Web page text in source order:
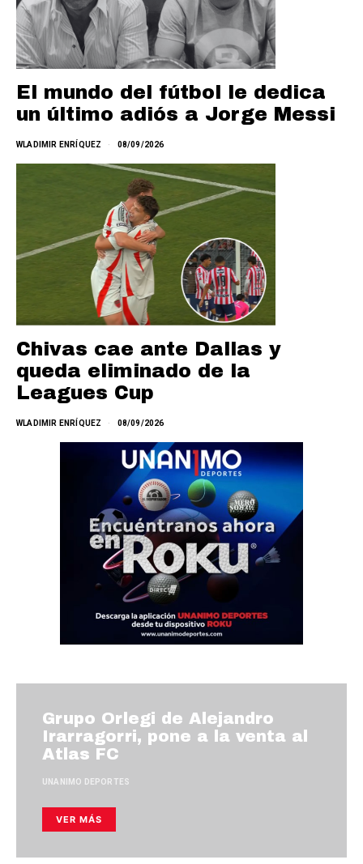
El mundo del fútbol le dedica
un último adiós a Jorge Messi
WLADIMIR ENRÍQUEZ 08/09/2026
Chivas cae ante Dallas y
queda eliminado de la
Leagues Cup
WLADIMIR ENRÍQUEZ 08/09/2026
Grupo Orlegi de Alejandro
Irarragorri, pone a la venta al
Atlas FC
UNANIMO DEPORTES
VER MÁS